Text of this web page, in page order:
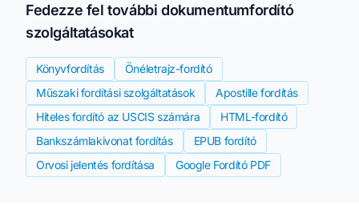
Fedezze fel további dokumentumfordító
szolgáltatásokat
Könyvfordítás
Önéletrajz-fordító
Műszaki fordítási szolgáltatások
Apostille fordítás
Hiteles fordító az USCIS számára
HTML-fordító
Bankszámlakivonat fordítás
EPUB fordító
Orvosi jelentés fordítása
Google Fordító PDF